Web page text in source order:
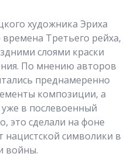
художника Эриха
Третьего рейха,
слоями краски
По мнению авторов
преднамеренно
композиции, а
в послевоенный
это сделали на фоне
нацистской символики в
войны.